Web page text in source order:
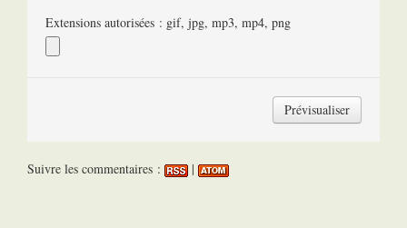
Extensions autorisées : gif, jpg, mp3, mp4, png
Suivre les commentaires : |